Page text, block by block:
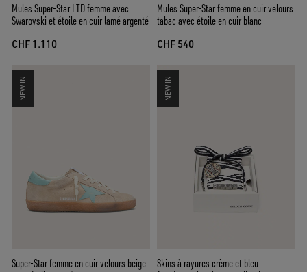
Mules Super-Star LTD femme avec
Swarovski et étoile en cuir lamé argenté
CHF 1.110
Mules Super-Star femme en cuir velours
tabac avec étoile en cuir blanc
CHF 540
NEW IN
Super-Star femme en cuir velours beige
NEW IN
Skins à rayures crème et bleu